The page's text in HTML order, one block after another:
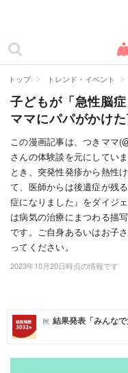
カテゴリー一覧
妊娠
出産
赤ちゃん・育児
子育て・家族
病院
美容・ファッション
お仕事
マネー
トレンド・イベント
トップ トレンド・イベント
子どもが「急性脳
ママにパパがかけ
この漫画記事は、つきママ
さんの体験談を元にしてい
とき、突発性発疹から熱性
て、医師からは後遺症が残
症になりました』をダイジ
は病気の治療にまつわる描
です。ご自身あるいはお子
ってください。
2023年10月20日時点の情報です
結果発表「みんな